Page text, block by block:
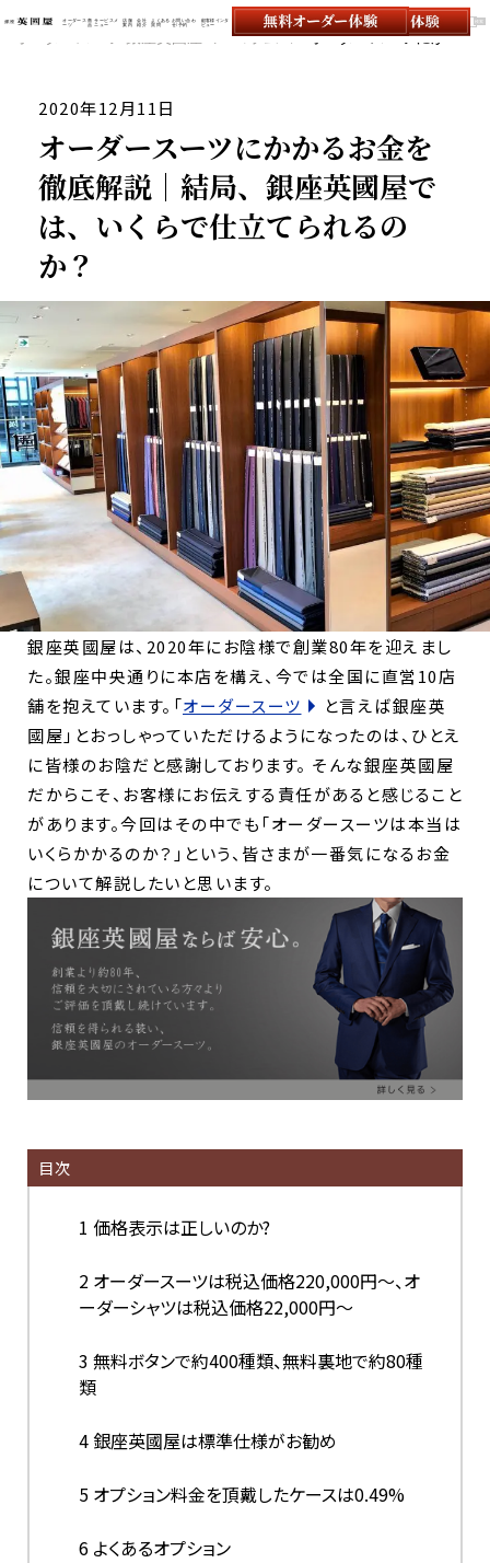
オーダースーツの銀座英國屋
オーダース
ーツ
商
品
サービスメ
ニュー
店舗
案内
会社
紹介
よくある
質問
お問い合わ
せ/予約
顧客様インタ
ビュー
コラム オーダースーツにかかるお金を徹底解説｜結局、銀座英國屋では、いくらで仕立てられるのか？
2020年12月11日
オーダースーツにかかるお金を
徹底解説｜結局、銀座英國屋で
は、いくらで仕立てられるの
か？
銀座英國屋は、2020年にお陰様で創業80年を迎えまし
た。銀座中央通りに本店を構え、今では全国に直営10店
舗を抱えています。「オーダースーツ
と言えば銀座英
國屋」とおっしゃっていただけるようになったのは、ひとえ
に皆様のお陰だと感謝しております。 そんな銀座英國屋
だからこそ、お客様にお伝えする責任があると感じること
があります。今回はその中でも「オーダースーツは本当は
いくらかかるのか？」という、皆さまが一番気になるお金
について解説したいと思います。
目次
1 価格表示は正しいのか?
2 オーダースーツは税込価格220,000円～、オ
ーダーシャツは税込価格22,000円～
3 無料ボタンで約400種類、無料裏地で約80種
類
4 銀座英國屋は標準仕様がお勧め
5 オプション料金を頂戴したケースは0.49%
6 よくあるオプション